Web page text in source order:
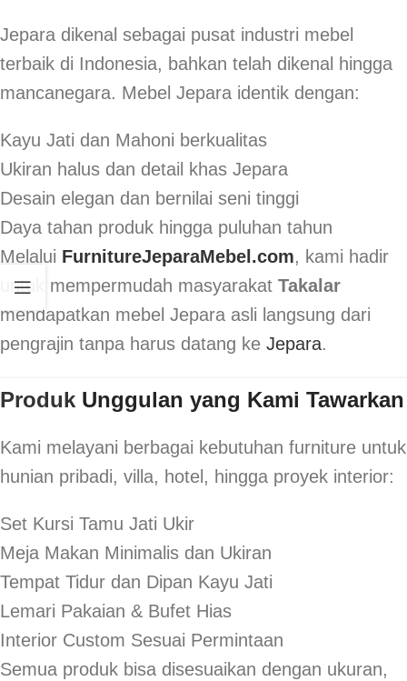
Jepara dikenal sebagai pusat industri mebel
terbaik di Indonesia, bahkan telah dikenal hingga
mancanegara. Mebel Jepara identik dengan:
Kayu Jati dan Mahoni berkualitas
Ukiran halus dan detail khas Jepara
Desain elegan dan bernilai seni tinggi
Daya tahan produk hingga puluhan tahun
Melalui FurnitureJeparaMebel.com, kami hadir
untuk mempermudah masyarakat Takalar
mendapatkan mebel Jepara asli langsung dari
pengrajin tanpa harus datang ke Jepara.
Produk Unggulan yang Kami Tawarkan
Kami melayani berbagai kebutuhan furniture untuk
hunian pribadi, villa, hotel, hingga proyek interior:
Set Kursi Tamu Jati Ukir
Meja Makan Minimalis dan Ukiran
Tempat Tidur dan Dipan Kayu Jati
Lemari Pakaian & Bufet Hias
Interior Custom Sesuai Permintaan
Semua produk bisa disesuaikan dengan ukuran,